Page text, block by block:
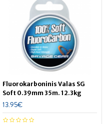
Fluorokarboninis Valas SG
Soft 0.39mm 35m. 12.3kg
13.95€